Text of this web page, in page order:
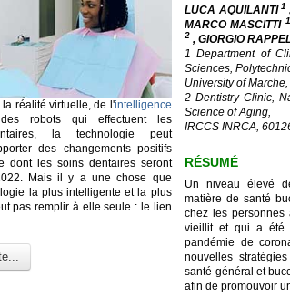
réalité virtuelle, de l'intelligence
robots qui effectuent les
la technologie peut
des changements positifs
dont les soins dentaires seront
Mais il y a une chose que
la plus intelligente et la plus
pas remplir à elle seule : le lien
LUCA AQUILANTI 1
MARCO MASCITTI 1
2 , GIORGIO
1 Department of
Sciences,
University of
2 Dentistry Clinic,
Science of Aging,
IRCCS INRCA,
RÉSUMÉ
Un niveau élevé
matière de santé
chez les personnes
vieillit et qui a été
pandémie de
nouvelles
santé général et
afin de promouvoir